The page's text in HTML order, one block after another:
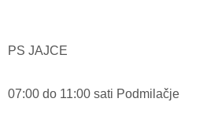
PS JAJCE
07:00 do 11:00 sati Podmilačje